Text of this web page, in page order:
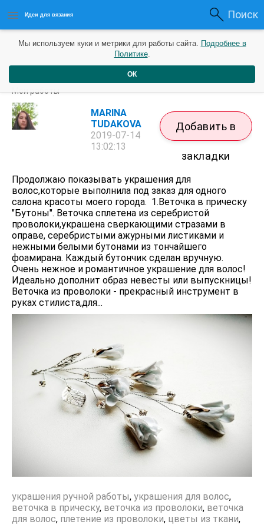
Идеи для вязания Поиск
Украшения для волос. Часть 2.
Мои работы
MARINA
TUDAKOVA
2019-07-14
13:02:13
Добавить в
закладки
Продолжаю показывать украшения для
волос,которые выполнила под заказ для одного
салона красоты моего города. 1.Веточка в прическу
"Бутоны". Веточка сплетена из серебристой
проволоки,украшена сверкающими стразами в
оправе, серебристыми ажурными листиками и
нежными белыми бутонами из тончайшего
фоамирана. Каждый бутончик сделан вручную.
Очень нежное и романтичное украшение для волос!
Идеально дополнит образ невесты или выпускницы!
Веточка из проволоки - прекрасный инструмент в
руках стилиста,для...
украшения ручной работы, украшения для волос,
веточка в прическу, веточка из проволоки, веточка
для волос, плетение из проволоки, цветы из ткани,
Мы используем куки и метрики для работы сайта. Подробнее в
Политике.
ОК